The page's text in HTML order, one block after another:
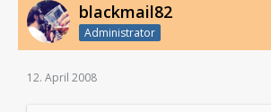
blackmail82
Administrator
12. April 2008